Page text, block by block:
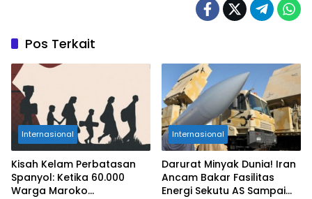
Pos Terkait
Internasional
Kisah Kelam Perbatasan
Spanyol: Ketika 60.000
Warga Maroko
Internasional
Darurat Minyak Dunia! Iran
Ancam Bakar Fasilitas
Energi Sekutu AS Sampai